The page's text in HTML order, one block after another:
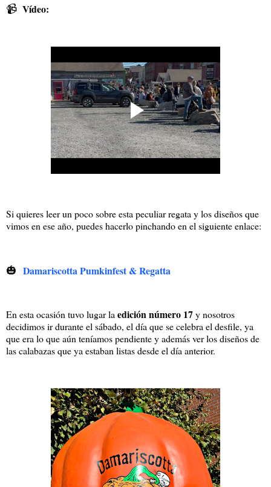
📹 Vídeo:
Si quieres leer un poco sobre esta peculiar regata y los diseños que
vimos en ese año, puedes hacerlo pinchando en el siguiente enlace:
🎃 Damariscotta Pumkinfest & Regatta
En esta ocasión tuvo lugar laedición número 17y nosotros
decidimos ir durante el sábado, el día que se celebra el desfile, ya
que era lo que aún teníamos pendiente y además ver los diseños de
las calabazas que ya estaban listas desde el día anterior.